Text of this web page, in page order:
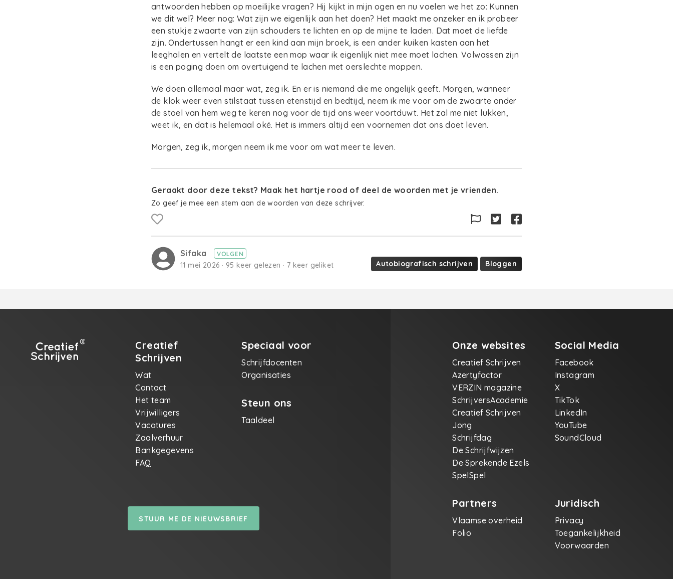
antwoorden hebben op moeilijke vragen? Hij kijkt in mijn ogen en nu voelen we het zo: Kunnen
we dit wel? Meer nog: Wat zijn we eigenlijk aan het doen? Het maakt me onzeker en ik probeer
een stukje zwaarte van zijn schouders te lichten en op de mijne te laden. Dat moet de liefde
zijn. Ondertussen hangt er een kind aan mijn broek, is een ander kuiken kasten aan het
leeghalen en vertelt de laatste een mop waar ik eigenlijk niet mee moet lachen. Volwassen zijn
is een poging doen om overtuigend te lachen met oerslechte moppen.
We doen allemaal maar wat, zeg ik. En er is niemand die me ongelijk geeft. Morgen, wanneer
de klok weer even stilstaat tussen etenstijd en bedtijd, neem ik me voor om de zwaarte onder
de stoel van hem weg te keren nog voor de tijd ons weer voortduwt. Het zal me niet lukken,
weet ik, en dat is helemaal oké. Het is immers altijd een voornemen dat ons doet leven.
Morgen, zeg ik, morgen neem ik me voor om wat meer te leven.
Geraakt door deze tekst? Maak het hartje rood of deel de woorden met je vrienden.
Zo geef je mee een stem aan de woorden van deze schrijver.
Sifaka VOLGEN
11 mei 2026 · 95 keer gelezen · 7 keer geliket Autobiografisch schrijven Bloggen
Creatief
Schrijven
Wat
Contact
Het team
Vrijwilligers
Vacatures
Zaalverhuur
Bankgegevens
FAQ
Speciaal voor
Schrijfdocenten
Organisaties
Steun ons
Taaldeel
STUUR ME DE NIEUWSBRIEF
Onze websites
Creatief Schrijven
Azertyfactor
VERZIN magazine
SchrijversAcademie
Creatief Schrijven
Jong
Schrijfdag
De Schrijfwijzen
De Sprekende Ezels
SpelSpel
Social Media
Facebook
Instagram
X
TikTok
LinkedIn
YouTube
SoundCloud
Partners
Vlaamse overheid
Folio
Juridisch
Privacy
Toegankelijkheid
Voorwaarden